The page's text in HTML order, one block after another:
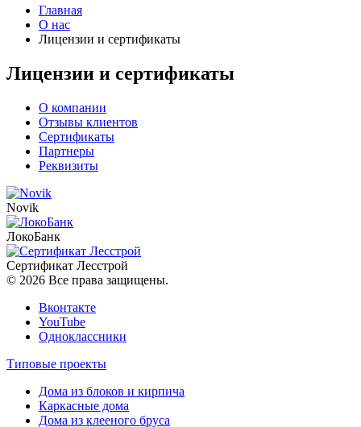
Главная
О нас
Лицензии и сертификаты
Лицензии и сертификаты
О компании
Отзывы клиентов
Сертификаты
Партнеры
Реквизиты
Novik
ЛокоБанк
Сертификат Лесстрой
© 2026 Все права защищены.
Вконтакте
YouTube
Одноклассники
Типовые проекты
Дома из блоков и кирпича
Каркасные дома
Дома из клееного бруса